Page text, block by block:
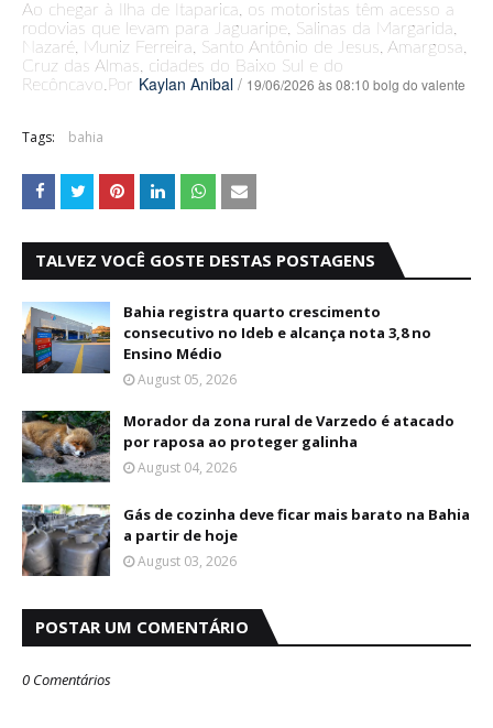
Ao chegar à Ilha de Itaparica, os motoristas têm acesso a
rodovias que levam para Jaguaripe, Salinas da Margarida,
Nazaré, Muniz Ferreira, Santo Antônio de Jesus, Amargosa,
Cruz das Almas, cidades do Baixo Sul e do
Recôncavo.Por Kaylan Anibal / 19/06/2026 às 08:10 bolg do valente
Tags: bahia
TALVEZ VOCÊ GOSTE DESTAS POSTAGENS
Bahia registra quarto crescimento
consecutivo no Ideb e alcança nota 3,8 no
Ensino Médio
August 05, 2026
Morador da zona rural de Varzedo é atacado
por raposa ao proteger galinha
August 04, 2026
Gás de cozinha deve ficar mais barato na Bahia
a partir de hoje
August 03, 2026
POSTAR UM COMENTÁRIO
0 Comentários